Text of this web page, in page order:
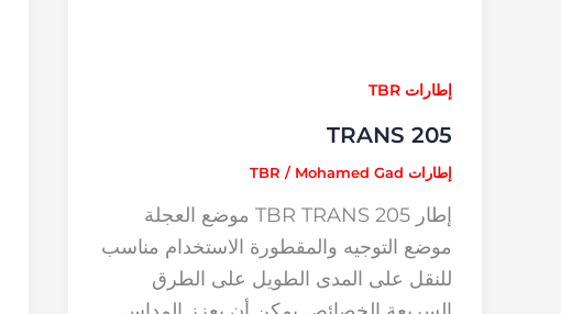
إطارات TBR
TRANS 205
إطارات TBR / Mohamed Gad
إطار TBR TRANS 205 موضع العجلة
موضع التوجيه والمقطورة الاستخدام مناسب
للنقل على المدى الطويل على الطرق